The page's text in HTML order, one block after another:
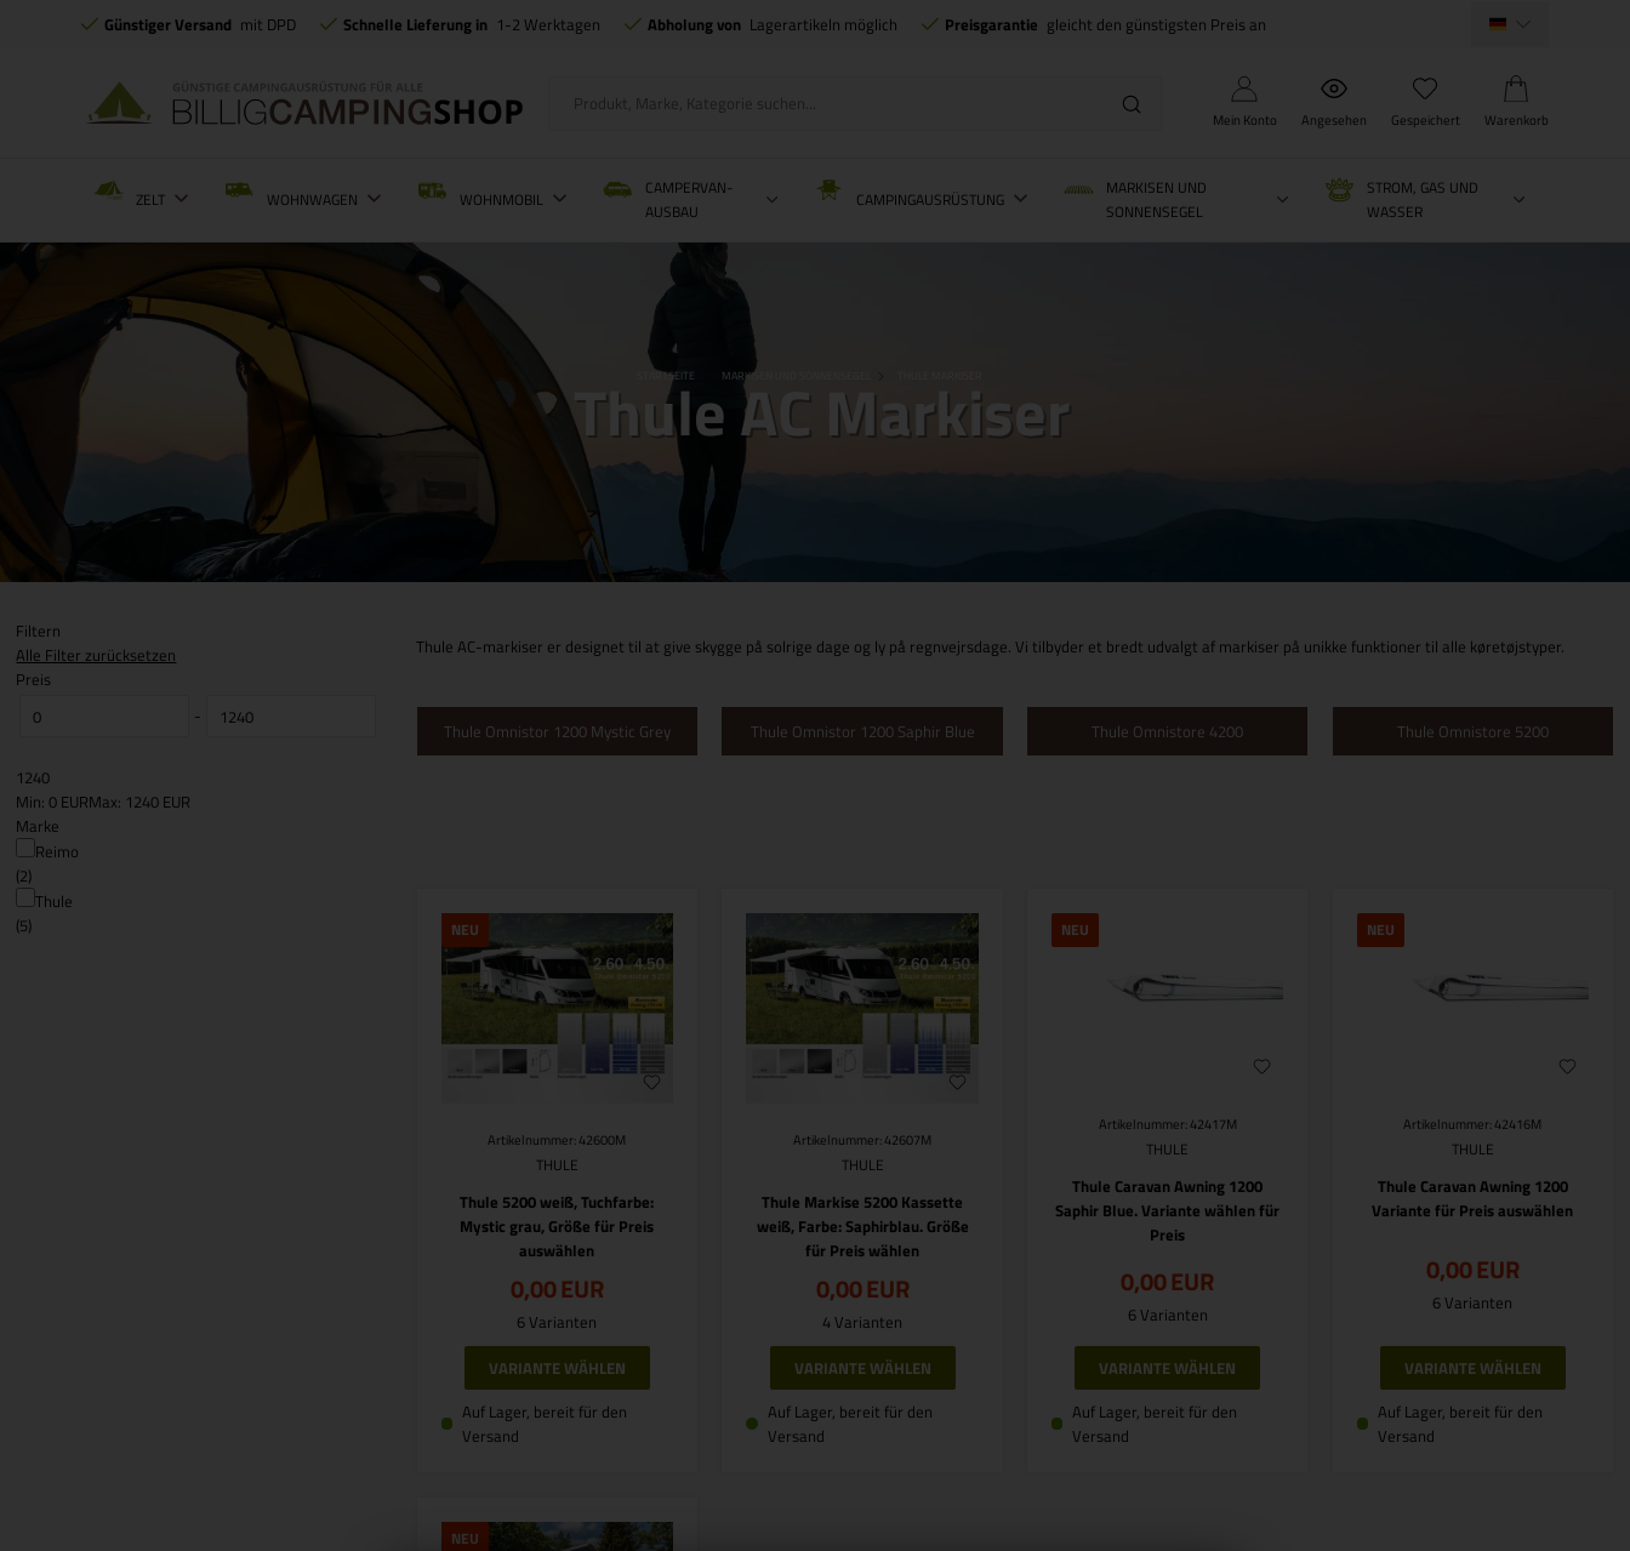
Günstiger Versand mit DPD Schnelle Lieferung in 1-2 Werktagen Abholung von Lagerartikeln möglich Preisgarantie gleicht den günstigsten Preis an
Mein Konto Angesehen Gespeichert Warenkorb
ZELT WOHNWAGEN WOHNMOBIL
CAMPERVAN-
AUSBAU
CAMPINGAUSRÜSTUNG
MARKISEN UND
SONNENSEGEL
STROM, GAS UND
WASSER
STARTSEITE MARKISEN UND SONNENSEGEL
Thule AC Markiser
Filtern
Alle Filter zurücksetzen
Preis
-
1240
Min: 0 EURMax: 1240 EUR
Marke
Reimo
(2)
Thule
(5)
Thule AC-markiser er designet til at give skygge på solrige dage og ly på regnvejrsdage. Vi tilbyder et bredt udvalgt af markiser på unikke funktioner til alle køretøjstyper.
Thule Omnistor 1200 Mystic Grey Thule Omnistor 1200 Saphir Blue Thule Omnistore 4200 Thule Omnistore 5200
NEU
Artikelnummer: 42600M
THULE
Thule 5200 weiß, Tuchfarbe:
Mystic grau, Größe für Preis
auswählen
0,00EUR
6 Varianten
VARIANTE WÄHLEN
Auf Lager, bereit für den
Versand
Artikelnummer: 42607M
THULE
Thule Markise 5200 Kassette
weiß, Farbe: Saphirblau. Größe
für Preis wählen
0,00EUR
4 Varianten
VARIANTE WÄHLEN
Auf Lager, bereit für den
Versand
NEU
Artikelnummer: 42417M
THULE
Thule Caravan Awning 1200
Saphir Blue. Variante wählen für
Preis
0,00EUR
6 Varianten
VARIANTE WÄHLEN
Auf Lager, bereit für den
Versand
NEU
Artikelnummer: 42416M
THULE
Thule Caravan Awning 1200
Variante für Preis auswählen
0,00EUR
6 Varianten
VARIANTE WÄHLEN
Auf Lager, bereit für den
Versand
NEU